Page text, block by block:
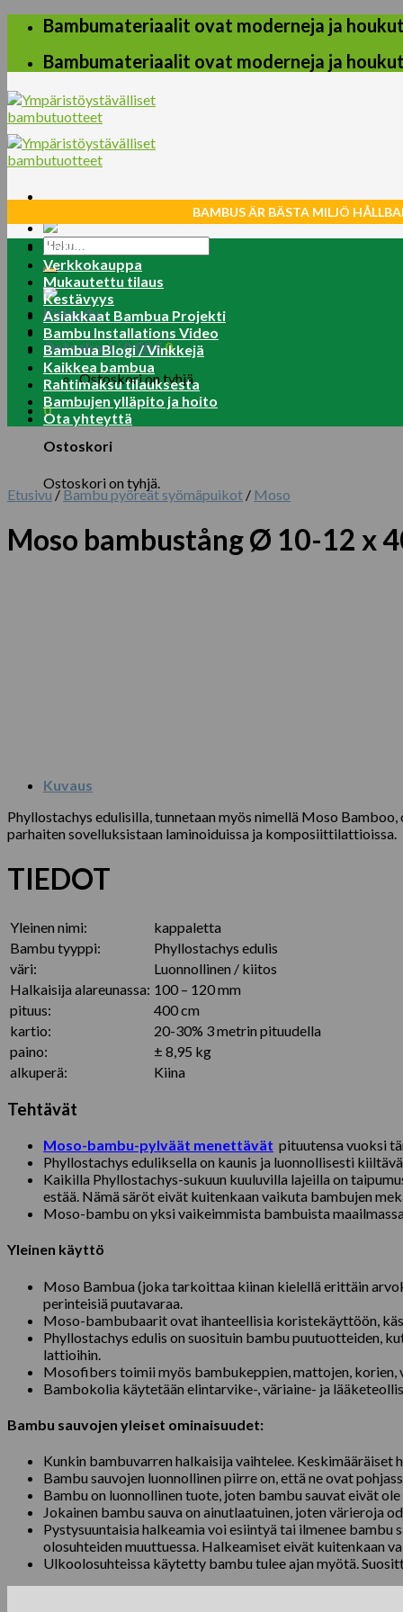
Skip
content
Bambumateriaalit ovat moderneja ja
Bambumateriaalit ovat moderneja ja
Etsi:
Kirjaudu
Ostoskori /0.00€0
Ostoskori on tyhjä.
0
Ostoskori
Ostoskori on tyhjä.
BAMBUS ÄR BÄSTA MILJÖ
Koti
Verkkokauppa
Mukautettu tilaus
Kestävyys
Asiakkaat Bambua Projekti
Bambu Installations Video
Bambua Blogi / Vinkkejä
Kaikkea bambua
Rahtimaksu tilauksesta
Bambujen ylläpito ja hoito
Ota yhteyttä
Etusivu /Bambu pyöreät syömäpuikot / Moso
Moso bambustång Ø 10-12 x
Kuvaus
Phyllostachys edulisilla, tunnetaan myös nimellä Moso
parhaiten sovelluksistaan ​​laminoiduissa ja komposiittilattioissa.
TIEDOT
Yleinen nimi:
kappaletta
Bambu tyyppi:
Phyllostachys edulis
väri:
Luonnollinen / kiitos
Halkaisija alareunassa: 100 – 120 mm
pituus:
400 cm
kartio:
20-30% 3 metrin pituudella
paino:
± 8,95 kg
alkuperä:
Kiina
Tehtävät
Moso-bambu-pylväät menettävät pituutensa vuoksi
Phyllostachys eduliksella on kaunis ja luonnollisesti
Kaikilla Phyllostachys-sukuun kuuluvilla lajeilla on
estää. Nämä säröt eivät kuitenkaan vaikuta bambujen
Moso-bambu on yksi vaikeimmista bambuista
Yleinen käyttö
Moso Bambua (joka tarkoittaa kiinan kielellä erittäin
perinteisiä puutavaraa.
Moso-bambubaarit ovat ihanteellisia koristekäyttöön,
Phyllostachys edulis on suosituin bambu puutuotteiden,
lattioihin.
Mosofibers toimii myös bambukeppien, mattojen, korien,
Bambokolia käytetään elintarvike-, väriaine- ja
Bambu sauvojen yleiset ominaisuudet:
Kunkin bambuvarren halkaisija vaihtelee.
Bambu sauvojen luonnollinen piirre on, että ne ovat
Bambu on luonnollinen tuote, joten bambu sauvat eivät
Jokainen bambu sauva on ainutlaatuinen, joten värieroja
Pystysuuntaisia ​​halkeamia voi esiintyä tai ilmenee
olosuhteiden muuttuessa. Halkeamiset eivät kuitenkaan
Ulkoolosuhteissa käytetty bambu tulee ajan myötä.